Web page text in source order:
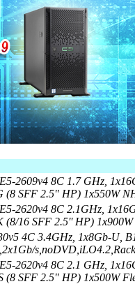
2609v4 8C 1.7 GHz,
(8 SFF 2.5" HP) 1x550W
2620v4 8C 2.1GHz,
(8/16 SFF 2.5'' HP)
4C 3.4GHz, 1x8Gb-U,
2620v4 8C 2.1 GHz,
(8 SFF 2.5" HP) 1x500W